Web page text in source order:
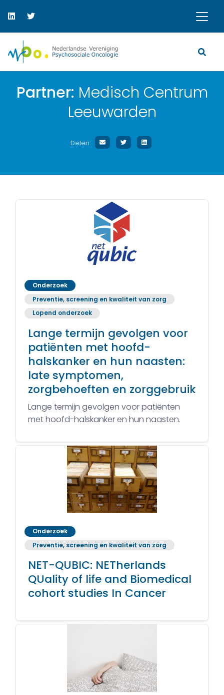
Partner: Medisch Centrum
Leeuwarden
Delen:
Onderzoek
Preventie, screening en kwaliteit van zorg
Lopend onderzoek
Lange termijn gevolgen voor
patiënten met hoofd-
halskanker en hun naasten:
late symptomen,
zorgbehoeften en zorggebruik
Lange termijn gevolgen voor patiënten
met hoofd-halskanker en hun naasten.
Onderzoek
Preventie, screening en kwaliteit van zorg
NET-QUBIC: NETherlands
QUality of life and Biomedical
cohort studies In Cancer